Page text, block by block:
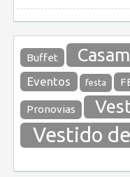
Buffet
Eventos festa
Pronovias
Vestido